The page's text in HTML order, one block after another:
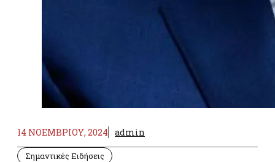
14 ΝΟΕΜΒΡΊΟΥ, 2024 admin
Σημαντικές Ειδήσεις